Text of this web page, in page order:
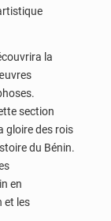
la
section
gloire des rois
du Bénin.
en
et les